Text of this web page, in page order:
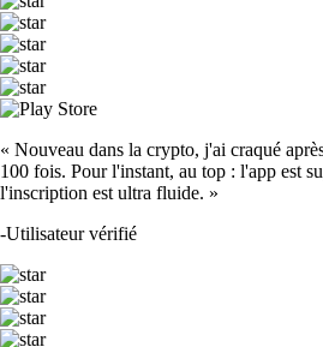
« Nouveau dans la crypto, j'ai craqué
100 fois. Pour l'instant, au top : l'app est
l'inscription est ultra fluide. »
-Utilisateur vérifié